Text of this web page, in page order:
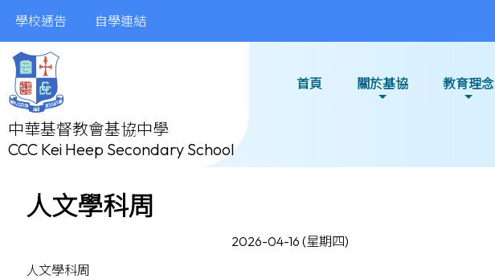
學校通告 自學連結
中華基督教會基協中學
CCC Kei Heep Secondary School
首頁 關於基協 教育理念
人文學科周
2026-04-16 (星期四)
人文學科周